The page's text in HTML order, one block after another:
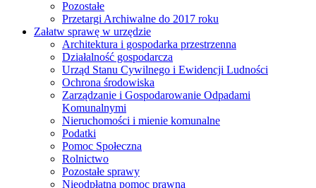
Pozostałe
Przetargi Archiwalne do 2017 roku
Załatw sprawę w urzędzie
Architektura i gospodarka przestrzenna
Działalność gospodarcza
Urząd Stanu Cywilnego i Ewidencji Ludności
Ochrona środowiska
Zarządzanie i Gospodarowanie Odpadami
Komunalnymi
Nieruchomości i mienie komunalne
Podatki
Pomoc Społeczna
Rolnictwo
Pozostałe sprawy
Nieodpłatna pomoc prawna